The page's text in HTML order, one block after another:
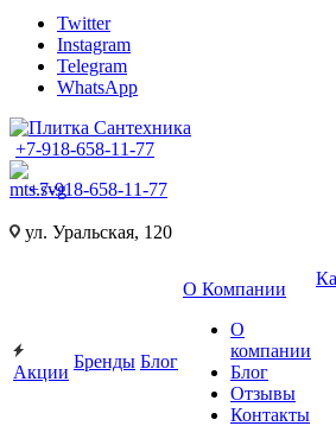
Twitter
Instagram
Telegram
WhatsApp
+7-918-658-11-77
+7-918-658-11-77
ул. Уральская, 120
Акции
Бренды Блог
О Компании
О
компании
Блог
Отзывы
Контакты